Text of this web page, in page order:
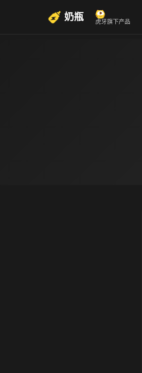
奶瓶 虎牙旗下产品